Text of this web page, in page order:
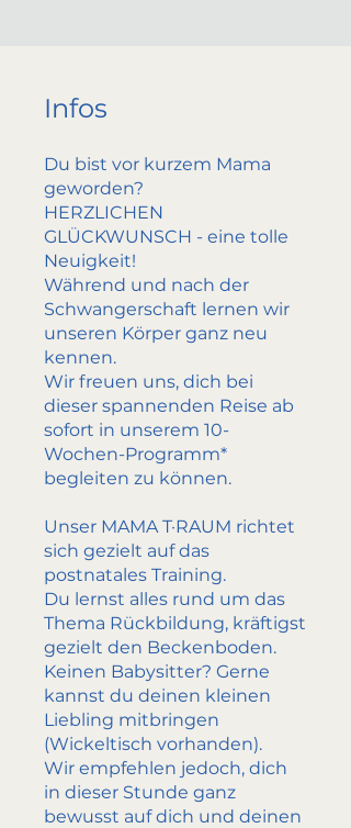
Infos
Du bist vor kurzem Mama
geworden?
HERZLICHEN
GLÜCKWUNSCH - eine tolle
Neuigkeit!
Während und nach der
Schwangerschaft lernen wir
unseren Körper ganz neu
kennen.
Wir freuen uns, dich bei
dieser spannenden Reise ab
sofort in unserem 10-
Wochen-Programm*
begleiten zu können.
Unser MAMA T·RAUM richtet
sich gezielt auf das
postnatales Training.
Du lernst alles rund um das
Thema Rückbildung, kräftigst
gezielt den Beckenboden.
Keinen Babysitter? Gerne
kannst du deinen kleinen
Liebling mitbringen
(Wickeltisch vorhanden).
Wir empfehlen jedoch, dich
in dieser Stunde ganz
bewusst auf dich und deinen